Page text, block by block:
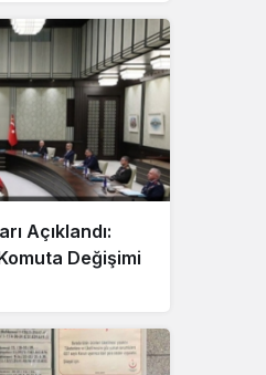
Açıklandı:
Değişimi